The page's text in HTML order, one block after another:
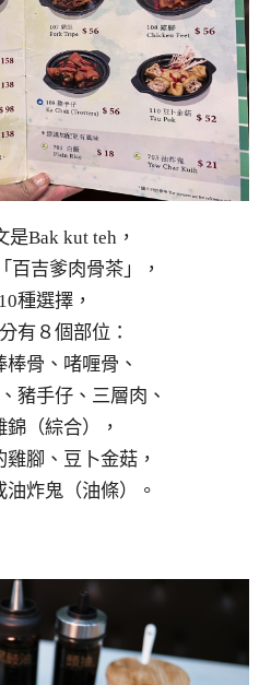
是Bak kut teh，
百吉爹肉骨茶」，
種選擇，
有８個部位：
骨、啫喱骨、
豬手仔、三層肉、
（綜合），
腳、豆卜金菇，
油炸鬼（油條）。